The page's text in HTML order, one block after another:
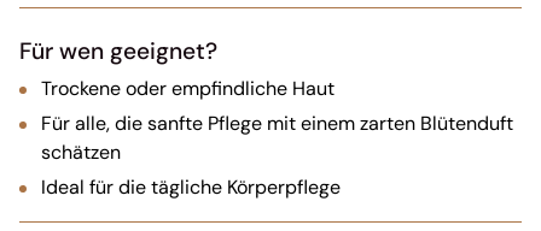
Für wen geeignet?
Trockene oder empfindliche Haut
Für alle, die sanfte Pflege mit einem zarten Blütenduft
schätzen
Ideal für die tägliche Körperpflege